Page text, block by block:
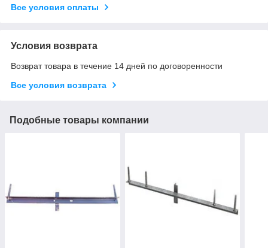
Все условия оплаты
Условия возврата
Возврат товара в течение 14 дней по договоренности
Все условия возврата
Подобные товары компании